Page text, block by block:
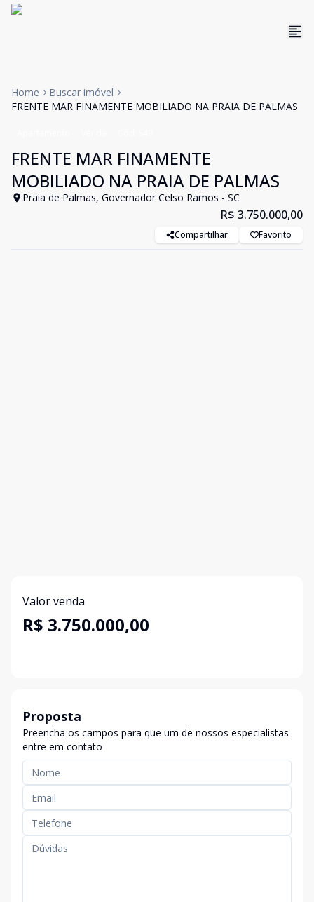
Home
Buscar imóvel
FRENTE MAR FINAMENTE MOBILIADO NA PRAIA DE PALMAS
FRENTE MAR FINAMENTE
MOBILIADO NA PRAIA DE PALMAS
Praia de Palmas, Governador Celso Ramos - SC
R$ 3.750.000,00
Compartilhar Favorito
Valor venda
R$ 3.750.000,00
Proposta
Preencha os campos para que um de nossos especialistas
entre em contato